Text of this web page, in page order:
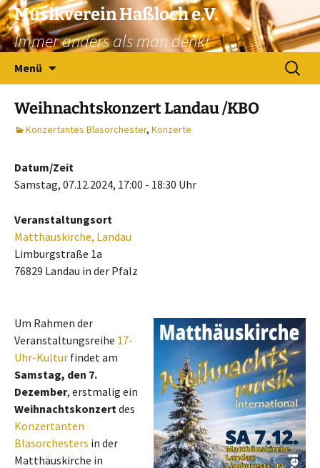
Zum
Inhalt
springen
Musikverein Haßloch e.V.
Immer anders als man denkt
Menü
Suchen
nach:
Weihnachtskonzert Landau /KBO
Konzertantes Blasorchester, Konzerte
Datum/Zeit
Samstag, 07.12.2024, 17:00 - 18:30 Uhr
Veranstaltungsort
Matthäuskirche, Landau
Limburgstraße 1a
76829 Landau in der Pfalz
Um Rahmen der
Veranstaltungsreihe 17-
Uhr-Kultur findet am
Samstag, den 7.
Dezember, erstmalig ein
Weihnachtskonzertdes
Konzertanten
Blasorchesters in der
Matthäuskirche in